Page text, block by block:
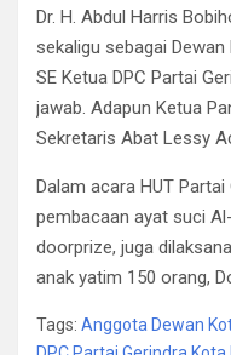
Dr. H. Abdul Harris
sekaligu sebagai
SE Ketua DPC Partai
jawab. Adapun Ketua
Sekretaris Abat Lessy
Dalam acara HUT
pembacaan ayat suci
doorprize, juga
anak yatim 150 orang,
Tags: Anggota Dewan